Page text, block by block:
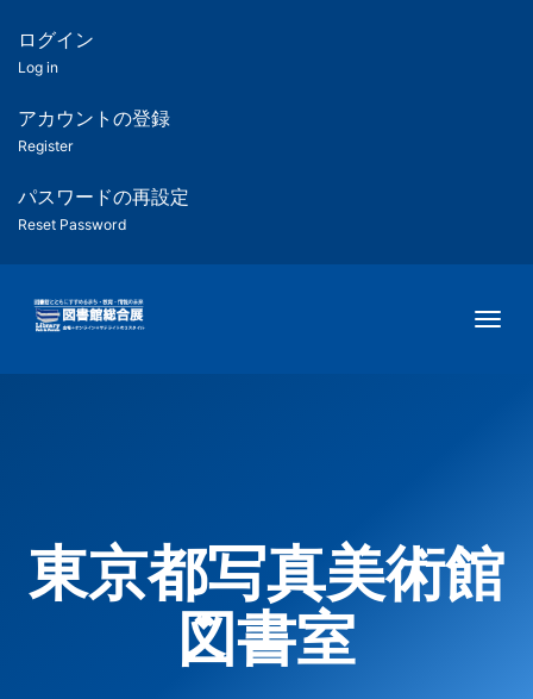
ツ
匿
名
ユ
ー
ー
用
メ
ー
ログイン
Log in
アカウントの登録
Register
パスワードの再設定
Reset Password
東京都写真美術館
図書室